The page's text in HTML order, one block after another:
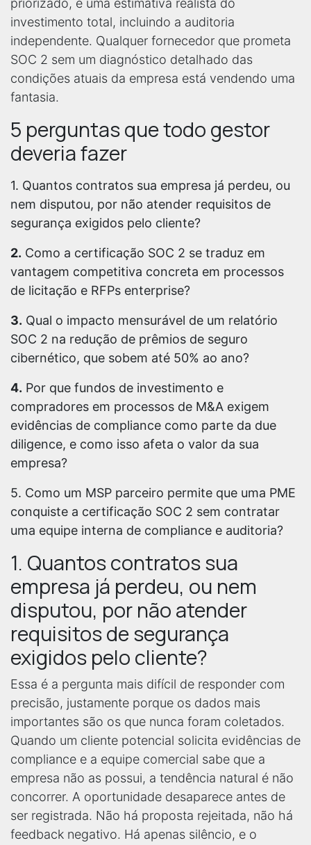
priorizado, e uma estimativa realista do
investimento total, incluindo a auditoria
independente. Qualquer fornecedor que prometa
SOC 2 sem um diagnóstico detalhado das
condições atuais da empresa está vendendo uma
fantasia.
5 perguntas que todo gestor
deveria fazer
1. Quantos contratos sua empresa já perdeu, ou
nem disputou, por não atender requisitos de
segurança exigidos pelo cliente?
2. Como a certificação SOC 2 se traduz em
vantagem competitiva concreta em processos
de licitação e RFPs enterprise?
3. Qual o impacto mensurável de um relatório
SOC 2 na redução de prêmios de seguro
cibernético, que sobem até 50% ao ano?
4. Por que fundos de investimento e
compradores em processos de M&A exigem
evidências de compliance como parte da due
diligence, e como isso afeta o valor da sua
empresa?
5. Como um MSP parceiro permite que uma PME
conquiste a certificação SOC 2 sem contratar
uma equipe interna de compliance e auditoria?
1. Quantos contratos sua
empresa já perdeu, ou nem
disputou, por não atender
requisitos de segurança
exigidos pelo cliente?
Essa é a pergunta mais difícil de responder com
precisão, justamente porque os dados mais
importantes são os que nunca foram coletados.
Quando um cliente potencial solicita evidências de
compliance e a equipe comercial sabe que a
empresa não as possui, a tendência natural é não
concorrer. A oportunidade desaparece antes de
ser registrada. Não há proposta rejeitada, não há
feedback negativo. Há apenas silêncio, e o